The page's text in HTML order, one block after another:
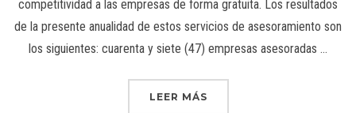
competitividad a las empresas de forma gratuita. Los resultados
de la presente anualidad de estos servicios de asesoramiento son
los siguientes: cuarenta y siete (47) empresas asesoradas …
LEER MÁS